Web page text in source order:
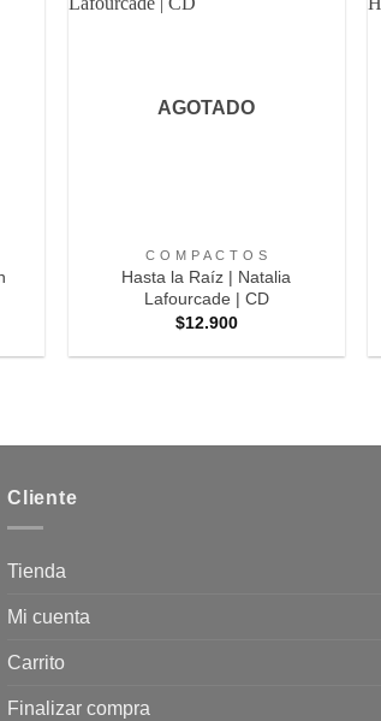
AGOTADO
C O M P A C T O S
Hasta la Raíz | Natalia
Lafourcade | CD
$12.900
Cliente
Tienda
Mi cuenta
Carrito
Finalizar compra